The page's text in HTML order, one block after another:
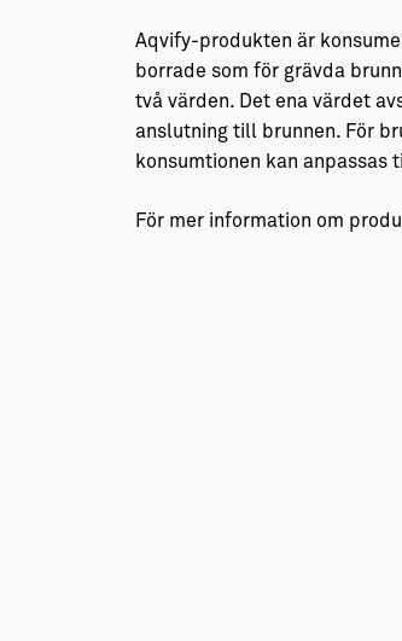
Aqvify-produkten är
borrade som för grävda
två värden. Det ena värdet
anslutning till brunnen. För
konsumtionen kan anpassas
För mer information om